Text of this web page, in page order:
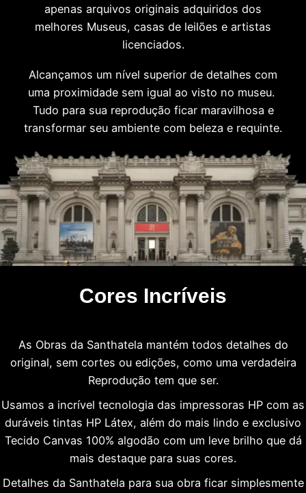
apenas arquivos originais adquiridos dos
melhores Museus, casas de leilões e artistas
licenciados.
Alcançamos um nível superior de detalhes com
uma proximidade sem igual ao visto no museu.
Tudo para sua reprodução ficar maravilhosa e
transformar seu ambiente com beleza e requinte.
Cores Incríveis
As Obras da Santhatela mantém todos detalhes do
original, sem cortes ou edições, como uma verdadeira
Reprodução tem que ser.
Usamos a incrível tecnologia das impressoras HP com as
duráveis tintas HP Látex, além do mais lindo e exclusivo
Tecido Canvas 100% algodão com um leve brilho que dá
mais destaque para suas cores.
Detalhes da Santhatela para sua obra ficar simplesmente